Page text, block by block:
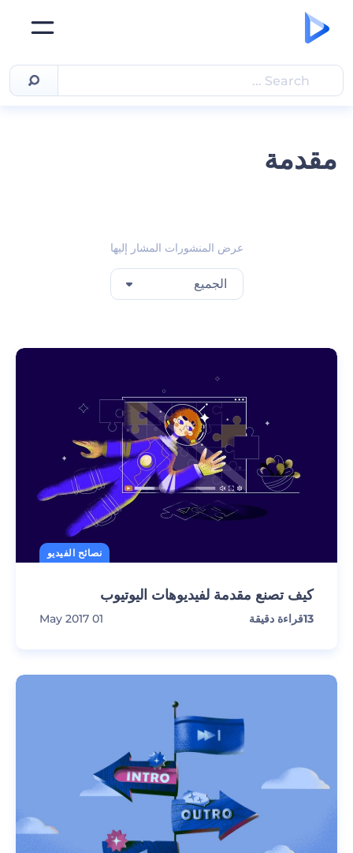
مقدمة
عرض المنشورات المشار إليها
الجميع
نصائح الفيديو
كيف تصنع مقدمة لفيديوهات اليوتيوب
13قراءة دقيقة 01 May 2017